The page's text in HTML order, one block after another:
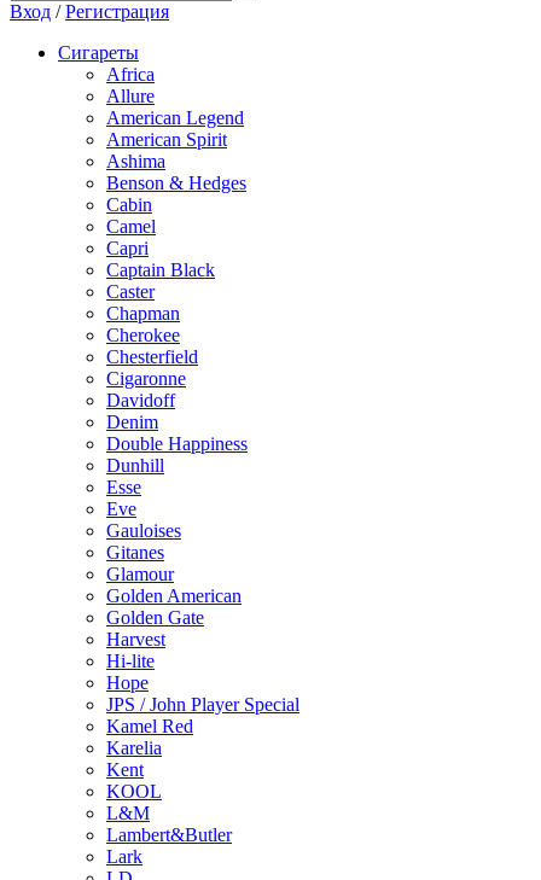
Вход /Регистрация
Сигареты
Africa
Allure
American Legend
American Spirit
Ashima
Benson & Hedges
Cabin
Camel
Capri
Captain Black
Caster
Chapman
Cherokee
Chesterfield
Cigaronne
Davidoff
Denim
Double Happiness
Dunhill
Esse
Eve
Gauloises
Gitanes
Glamour
Golden American
Golden Gate
Harvest
Hi-lite
Hope
JPS / John Player Special
Kamel Red
Karelia
Kent
KOOL
L&M
Lambert&Butler
Lark